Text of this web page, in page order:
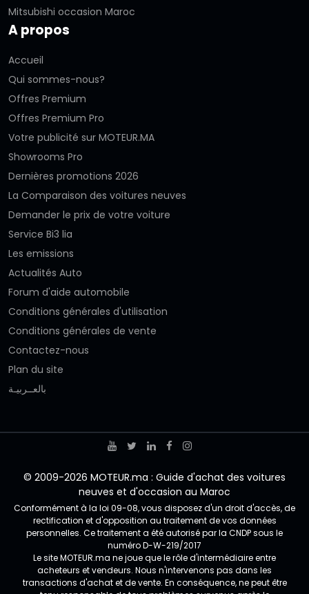
Mitsubishi occasion Maroc
A propos
Accueil
Qui sommes-nous?
Offres Premium
Offres Premium Pro
Votre publicité sur MOTEUR.MA
Showrooms Pro
Dernières promotions 2026
La Comparaison des voitures neuves
Demander le prix de votre voiture
Service Bi3 lia
Les emissions
Actualités Auto
Forum d'aide automobile
Conditions générales d'utilisation
Conditions générales de vente
Contactez-nous
Plan du site
بالعــربيـة
© 2009-2026 MOTEUR.ma : Guide d'achat des voitures
neuves et d'occasion au Maroc
Conformément à la loi 09-08, vous disposez d'un droit d'accès, de
rectification et d'opposition au traitement de vos données
personnelles. Ce traitement a été autorisé par la CNDP sous le
numéro D-W-219/2017
Le site MOTEUR.ma ne joue que le rôle d'intermédiaire entre
acheteurs et vendeurs. Nous n'intervenons pas dans les
transactions d'achat et de vente. En conséquence, ne peut être